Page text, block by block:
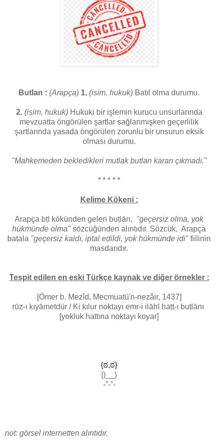
Butlan : (Arapça) 1. (isim, hukuk) Batıl olma durumu.
2. (isim, hukuk)Hukuki bir işlemin kurucu unsurlarında
mevzuatta öngörülen şartlar sağlanmışken geçerlilik
şartlarında yasada öngörülen zorunlu bir unsurun eksik
olması durumu.
"Mahkemeden bekledikleri mutlak butlan kararı çıkmadı."
* * * * *
Kelime Kökeni :
Arapça bṭl kökünden gelen buṭlān, "geçersiz olma, yok
hükmünde olma" sözcüğünden alıntıdır. Sözcük, Arapça
baṭala "geçersiz kaldı, iptal edildi, yok hükmünde idi" fiilinin
masdarıdır.
Tespit edilen en eski Türkçe kaynak ve diğer örnekler :
[Ömer b. Mezîd, Mecmuatü'n-nezâir, 1437]
rūz-ı ḳıyāmetdür / Ki kılur noḳtayı emr-i ilāhī ḥaṭṭ-ı buṭlānı
[yokluk hattına noktayı koyar]
{ಠ,ಠ}
|)__)
-”-”-
not: görsel internetten alıntıdır.